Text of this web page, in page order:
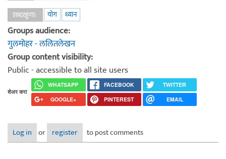
शब्दखुणा:
योग ध्यान
Groups audience:
गुलमोहर - ललितलेखन
Group content visibility:
Public - accessible to all site users
शेअर करा
WHATSAPP FACEBOOK
TWITTER
GOOGLE+
PINTEREST EMAIL
Log in or register to post comments